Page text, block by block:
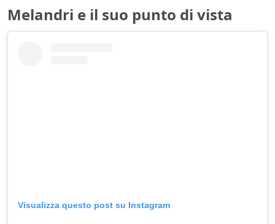
Melandri e il suo punto di vista
Visualizza questo post su Instagram